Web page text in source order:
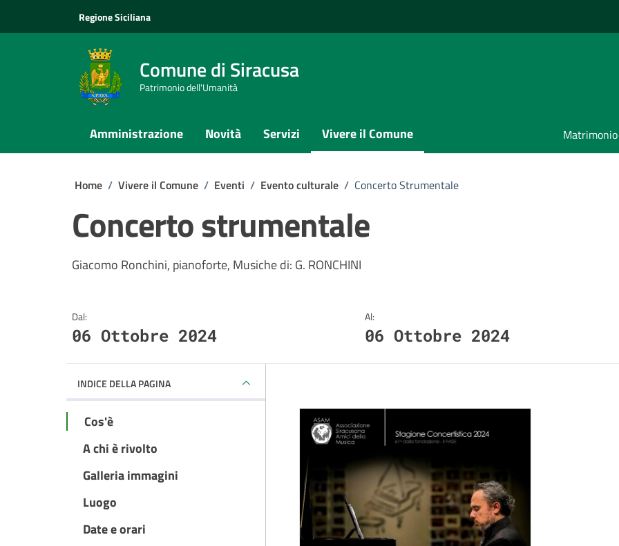
Regione Siciliana
Comune di Siracusa
Patrimonio dell'Umanità
Amministrazione Novità Servizi Vivere il Comune Matrimonio
Home / Vivere il Comune / Eventi / Evento culturale / Concerto Strumentale
Concerto strumentale
Giacomo Ronchini, pianoforte, Musiche di: G. RONCHINI
Dal:
06 Ottobre 2024
Al:
06 Ottobre 2024
INDICE DELLA PAGINA
Cos'è
A chi è rivolto
Galleria immagini
Luogo
Date e orari